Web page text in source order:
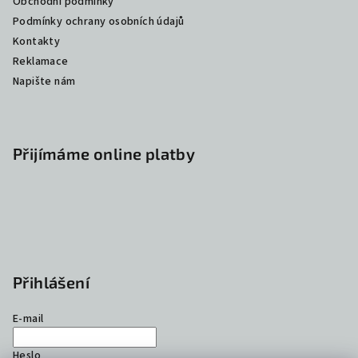
Podmínky ochrany osobních údajů
Kontakty
Reklamace
Napište nám
Přijímáme online platby
Přihlášení
E-mail